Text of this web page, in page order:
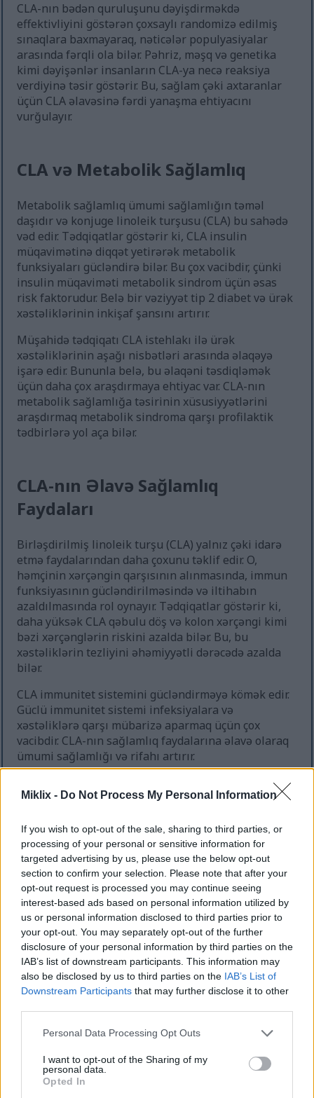
Miklix - Do Not Process My Personal Information
If you wish to opt-out of the sale, sharing to third parties, or
processing of your personal or sensitive information for
targeted advertising by us, please use the below opt-out
section to confirm your selection. Please note that after your
opt-out request is processed you may continue seeing
interest-based ads based on personal information utilized by
us or personal information disclosed to third parties prior to
your opt-out. You may separately opt-out of the further
disclosure of your personal information by third parties on the
IAB’s list of downstream participants. This information may
also be disclosed by us to third parties on the IAB’s List of
Downstream Participants that may further disclose it to other
Please note that this website/app uses one or more Google
not limited to your visit or usage behaviour. You may click to
grant or deny consent to Google and its third-party tags to
use your data for below specified purposes in below Google
Personal Data Processing Opt Outs
I want to opt-out of the Sharing of my
personal data.
Opted In
CLA-nın bədən quruluşunu dəyişdirməkdə
effektivliyini göstərən çoxsaylı randomizə edilmiş
sınaqlara baxmayaraq, nəticələr populyasiyalar
arasında fərqli ola bilər. Pəhriz, məşq və genetika
kimi dəyişənlər insanların CLA-ya necə reaksiya
verdiyinə təsir göstərir. Bu, sağlam çəki axtaranlar
üçün CLA əlavəsinə fərdi yanaşma ehtiyacını
vurğulayır.
CLA və Metabolik Sağlamlıq
Metabolik sağlamlıq ümumi sağlamlığın təməl
daşıdır və konjuge linoleik turşusu (CLA) bu sahədə
vəd edir. Tədqiqatlar göstərir ki, CLA insulin
müqavimətinə diqqət yetirərək metabolik
funksiyaları gücləndirə bilər. Bu çox vacibdir, çünki
insulin müqaviməti metabolik sindrom üçün əsas
risk faktorudur. Belə bir vəziyyət tip 2 diabet və ürək
xəstəliklərinin inkişaf şansını artırır.
Müşahidə tədqiqatı CLA istehlakı ilə ürək
xəstəliklərinin aşağı nisbətləri arasında əlaqəyə
işarə edir. Bununla belə, bu əlaqəni təsdiqləmək
üçün daha çox araşdırmaya ehtiyac var. CLA-nın
metabolik sağlamlığa təsirinin xüsusiyyətlərini
araşdırmaq metabolik sindroma qarşı profilaktik
tədbirlərə yol aça bilər.
CLA-nın Əlavə Sağlamlıq
Faydaları
Birləşdirilmiş linoleik turşu (CLA) yalnız çəki idarə
etmə faydalarından daha çoxunu təklif edir. O,
həmçinin xərçəngin qarşısının alınmasında, immun
funksiyasının gücləndirilməsində və iltihabın
azaldılmasında rol oynayır. Tədqiqatlar göstərir ki,
daha yüksək CLA qəbulu döş və kolon xərçəngi kimi
bəzi xərçənglərin riskini azalda bilər. Bu, bu
xəstəliklərin tezliyini əhəmiyyətli dərəcədə azalda
bilər.
CLA immunitet sistemini gücləndirməyə kömək edir.
Güclü immunitet sistemi infeksiyalara və
xəstəliklərə qarşı mübarizə aparmaq üçün çox
vacibdir. CLA-nın sağlamlıq faydalarına əlavə olaraq
ümumi sağlamlığı və rifahı artırır.
diqqətəlayiqdir. Bir çox xroniki vəziyyətlə əlaqəli
iltihabı azaltmaqla ürək xəstəliyi və diabet kimi
xəstəliklərin qarşısını ala bilər.
CLA əlavələrinin tövsiyə olunan
dozası və təhlükəsizliyi
Doğru CLA dozasını anlamaq həm təhlükəsizlik,
həm də effektivlik üçün açardır. Tədqiqatlar gündə
3,2-6,4 qram qəbul etməyi təklif edir. Gündəlik 6
Ümumiyyətlə Təhlükəsiz Olaraq Tanınan (GRAS)
kimi təsnif etdi. Bu təsnifat pəhriz təcrübələrində
buna imkan verir. Bununla belə, əsasən daha yüksək